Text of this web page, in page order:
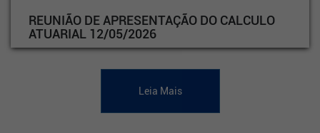
REUNIÃO DE APRESENTAÇÃO DO CALCULO
ATUARIAL 12/05/2026
Leia Mais